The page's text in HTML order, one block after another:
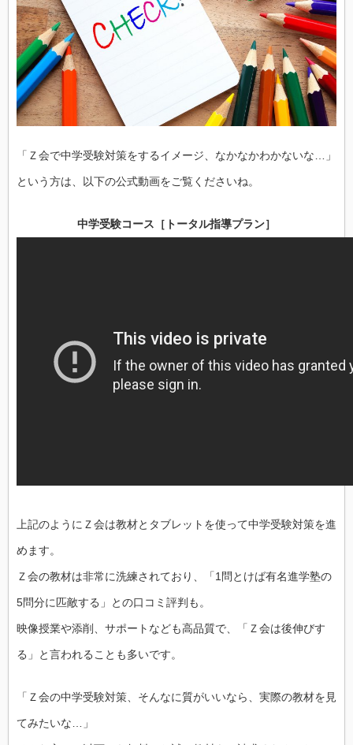
「Ｚ会で中学受験対策をするイメージ、なかなかわかないな…」
という方は、以下の公式動画をご覧くださいね。
中学受験コース［トータル指導プラン］
上記のようにＺ会は教材とタブレットを使って中学受験対策を進
めます。
Ｚ会の教材は非常に洗練されており、「1問とけば有名進学塾の
5問分に匹敵する」との口コミ評判も。
映像授業や添削、サポートなども高品質で、「Ｚ会は後伸びす
る」と言われることも多いです。
「Ｚ会の中学受験対策、そんなに質がいいなら、実際の教材を見
てみたいな…」